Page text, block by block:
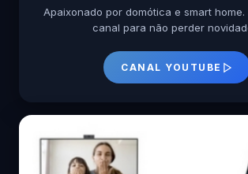
Apaixonado por domótica e smart home.
canal para não perder
CANAL YOUTUBE